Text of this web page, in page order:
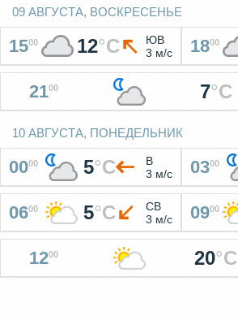
09 АВГУСТА, ВОСКРЕСЕНЬЕ
1500 12°C
ЮВ
3 м/с
1800
2100 7°C
10 АВГУСТА, ПОНЕДЕЛЬНИК
0000 5°C
В
3 м/с
0300
0600 5°C
СВ
3 м/с
0900
1200 20°C